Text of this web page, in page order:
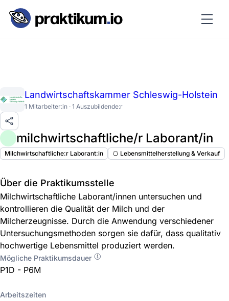
Landwirtschaftskammer Schleswig-Holstein
1 Mitarbeiter:in · 1 Auszubildende:r
milchwirtschaftliche/r Laborant/in
Milchwirtschaftliche:r Laborant:in 🍞 Lebensmittelherstellung & Verkauf
Über die Praktikumsstelle
Milchwirtschaftliche Laborant/innen untersuchen und
kontrollieren die Qualität der Milch und der
Milcherzeugnisse. Durch die Anwendung verschiedener
Untersuchungsmethoden sorgen sie dafür, dass qualitativ
hochwertige Lebensmittel produziert werden.
Mögliche Praktikumsdauer
P1D - P6M
Arbeitszeiten